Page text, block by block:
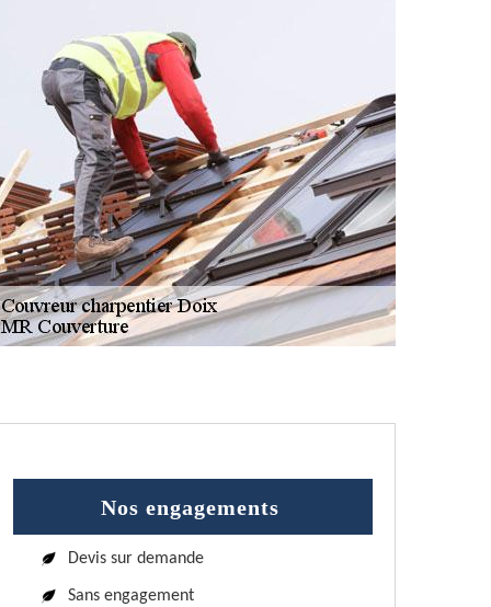
Nos engagements
Devis sur demande
Sans engagement